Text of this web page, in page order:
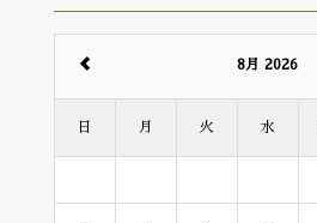
8月 2026
日 月 火 水